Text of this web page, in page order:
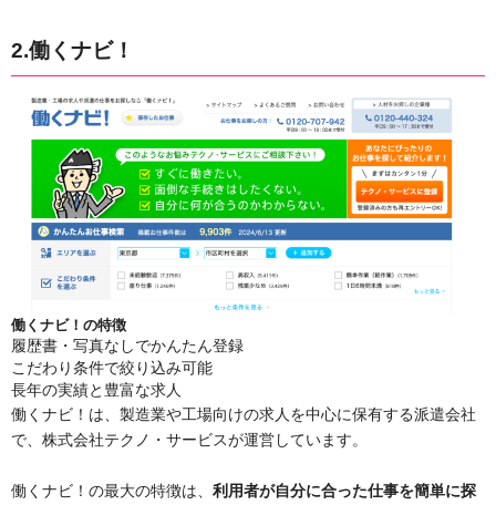
2.働くナビ！
働くナビ！の特徴
履歴書・写真なしでかんたん登録
こだわり条件で絞り込み可能
長年の実績と豊富な求人
働くナビ！は、製造業や工場向けの求人を中心に保有する派遣会社
で、株式会社テクノ・サービスが運営しています。
働くナビ！の最大の特徴は、 利用者が自分に合った仕事を簡単に探